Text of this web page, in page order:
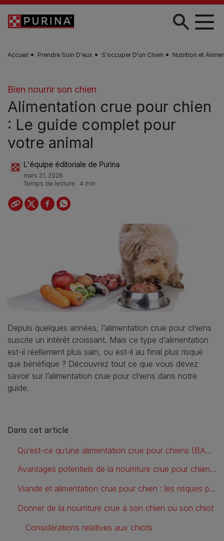
Skip to main content
Accueil Prendre Soin D'eux S'occuper D'un Chien Nutrition et
Bien nourrir son chien
Alimentation crue pour chien
: Le guide complet pour
votre animal
L'équipe éditoriale de Purina
mars 31, 2026
Temps de lecture : 4 min
Depuis quelques années, l’alimentation crue pour chiens
suscite un intérêt croissant. Mais ce type d’alimentation
est-il réellement plus sain, ou est-il au final plus risqué
que bénéfique ? Découvrez tout ce que vous devez
savoir sur l’alimentation crue pour chiens dans notre
guide.
Dans cet article
Qu’est-ce qu’une alimentation crue pour chiens (BARF) ?
Avantages potentiels de la nourriture crue pour chiens (BARF)
Viande et alimentation crue pour chien : les risques potentiels
Donner de la nourriture crue à son chien ou son chiot
Considérations relatives aux chiots